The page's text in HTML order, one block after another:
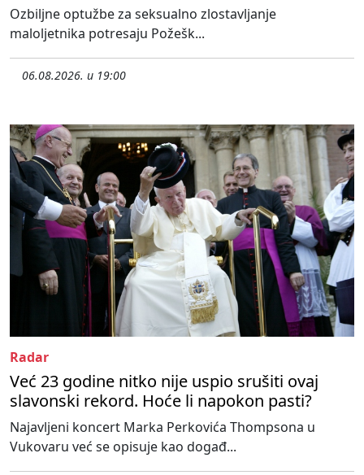
Ozbiljne optužbe za seksualno zlostavljanje
maloljetnika potresaju Požešk...
06.08.2026. u 19:00
Radar
Već 23 godine nitko nije uspio srušiti ovaj
slavonski rekord. Hoće li napokon pasti?
Najavljeni koncert Marka Perkovića Thompsona u
Vukovaru već se opisuje kao događ...